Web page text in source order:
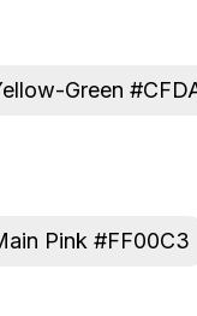
Green
Pink #FF00C3